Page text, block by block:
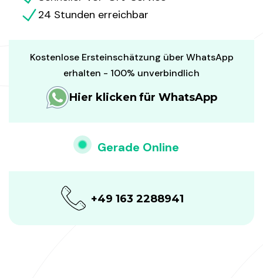
24 Stunden erreichbar
Kostenlose Ersteinschätzung über WhatsApp
erhalten - 100% unverbindlich
Hier klicken für WhatsApp
Gerade Online
+49 163 2288941